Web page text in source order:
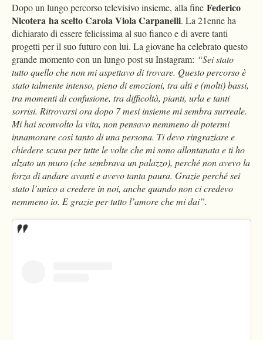
Dopo un lungo percorso televisivo insieme, alla fine Federico
Nicotera ha scelto Carola Viola Carpanelli. La 21enne ha
dichiarato di essere felicissima al suo fianco e di avere tanti
progetti per il suo futuro con lui. La giovane ha celebrato questo
grande momento con un lungo post su Instagram: “Sei stato
tutto quello che non mi aspettavo di trovare. Questo percorso è
stato talmente intenso, pieno di emozioni, tra alti e (molti) bassi,
tra momenti di confusione, tra difficoltà, pianti, urla e tanti
sorrisi. Ritrovarsi ora dopo 7 mesi insieme mi sembra surreale.
Mi hai sconvolto la vita, non pensavo nemmeno di potermi
innamorare così tanto di una persona. Ti devo ringraziare e
chiedere scusa per tutte le volte che mi sono allontanata e ti ho
alzato un muro (che sembrava un palazzo), perché non avevo la
forza di andare avanti e avevo tanta paura. Grazie perché sei
stato l’unico a credere in noi, anche quando non ci credevo
nemmeno io. E grazie per tutto l’amore che mi dai”.